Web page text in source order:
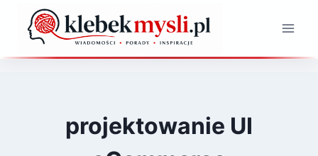
Przejdź
projektowanie UI